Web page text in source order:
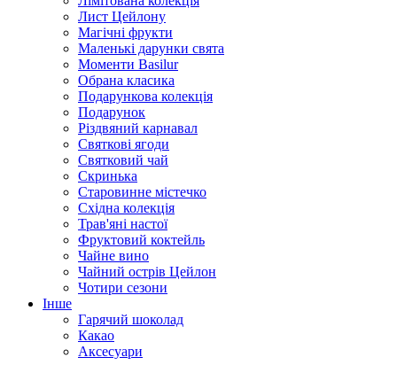
Лист Цейлону
Магічні фрукти
Маленькі дарунки свята
Моменти Basilur
Обрана класика
Подарункова колекція
Подарунок
Різдвяний карнавал
Святкові ягоди
Святковий чай
Скринька
Старовинне містечко
Східна колекція
Трав'яні настої
Фруктовий коктейль
Чайне вино
Чайний острів Цейлон
Чотири сезони
Інше
Гарячий шоколад
Какао
Аксесуари